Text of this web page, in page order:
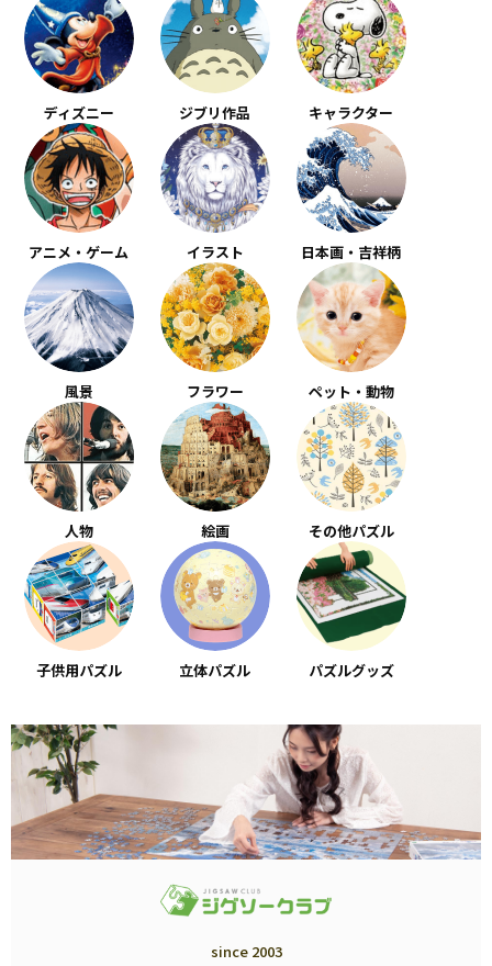
ディズニー ジブリ作品 キャラクター
アニメ・ゲーム イラスト 日本画・吉祥柄
風景 フラワー ペット・動物
人物 絵画 その他パズル
子供用パズル 立体パズル パズルグッズ
since 2003